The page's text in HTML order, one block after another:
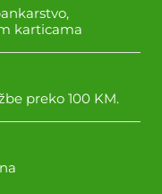
karticama
preko 100 KM.